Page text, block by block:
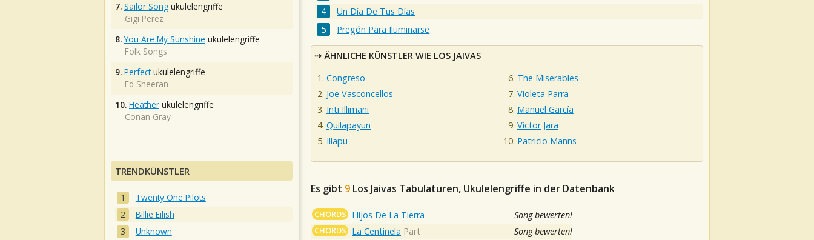
Un Día De Tus Días
Pregón Para Iluminarse
ÄHNLICHE KÜNSTLER WIE LOS JAIVAS
Congreso
Joe Vasconcellos
Inti Illimani
Quilapayun
Illapu
The Miserables
Violeta Parra
Manuel García
Victor Jara
Patricio Manns
Es gibt 9 Los Jaivas Tabulaturen, Ukulelengriffe in der Datenbank
CHORDS Hijos De La Tierra Song bewerten!
CHORDS La Centinela Part Song bewerten!
7. Sailor Song ukulelengriffe
Gigi Perez
8. You Are My Sunshine ukulelengriffe
Folk Songs
9. Perfectukulelengriffe
Ed Sheeran
10. Heather ukulelengriffe
Conan Gray
TRENDKÜNSTLER
Twenty One Pilots
Billie Eilish
Unknown